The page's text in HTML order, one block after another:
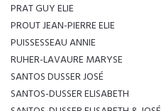
PRAT GUY ELIE
PROUT JEAN-PIERRE ELIE
PUISSESSEAU ANNIE
RUHER-LAVAURE MARYSE
SANTOS DUSSER JOSÉ
SANTOS-DUSSER ELISABETH